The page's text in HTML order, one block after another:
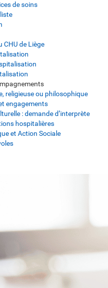
de soins
CHU de Liège
religieuse ou philosophique
engagements
: demande d’interprète
hospitalières
et Action Sociale